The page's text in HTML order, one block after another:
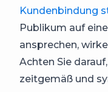
Kundenbindung
Publikum auf
ansprechen,
Achten Sie
zeitgemäß und